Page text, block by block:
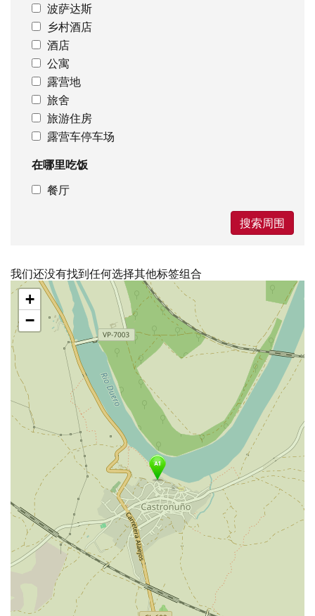
波萨达斯
乡村酒店
酒店
公寓
露营地
旅舍
旅游住房
露营车停车场
在哪里吃饭
餐厅
搜索周围
我们还没有找到任何选择其他标签组合
跳
地
图
+
−